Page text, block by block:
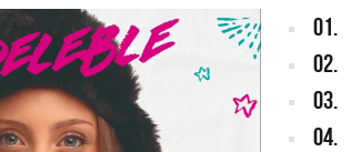
01.
02.
03.
04.